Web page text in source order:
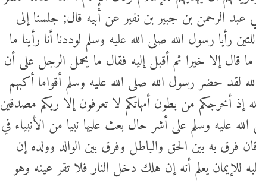
الرحمن بن جبير بن نفير عن أبيه قال; جلسنا إلى
رأيا رسول الله صلى الله عليه وسلم لوددنا أنا رأينا ما
إلا خيرا ثم أقبل إليه فقال ما يحمل الرجل على أن
لقد حضر رسول الله صلى الله عليه وسلم أقواما أكبهم
إذ أخرجكم من بطون أمهاتكم لا تعرفون إلا ربكم مصدقين
عليه وسلم على أشر حال بعث عليها نبيا من الأنبياء في
فرق به بين الحق والباطل وفرق بين الوالد وولده إن
يعلم أنه إن هلك دخل النار فلا تقر عينه وهو